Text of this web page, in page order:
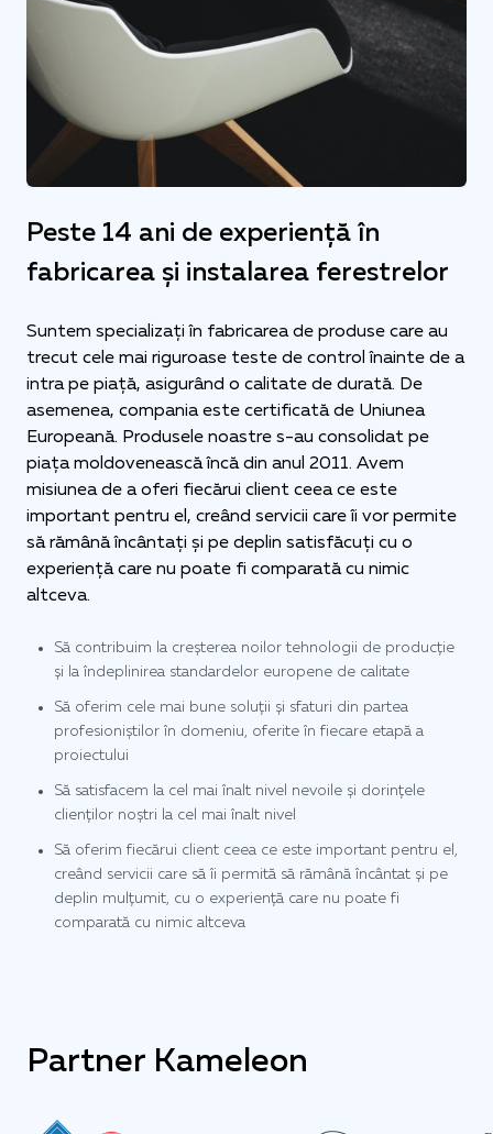
Peste 14 ani de experiență în
fabricarea și instalarea ferestrelor
Suntem specializați în fabricarea de produse care au
trecut cele mai riguroase teste de control înainte de a
intra pe piață, asigurând o calitate de durată. De
asemenea, compania este certificată de Uniunea
Europeană. Produsele noastre s-au consolidat pe
piața moldovenească încă din anul 2011. Avem
misiunea de a oferi fiecărui client ceea ce este
important pentru el, creând servicii care îi vor permite
să rămână încântați și pe deplin satisfăcuți cu o
experiență care nu poate fi comparată cu nimic
altceva.
Să contribuim la creșterea noilor tehnologii de producție
și la îndeplinirea standardelor europene de calitate
Să oferim cele mai bune soluții și sfaturi din partea
profesioniștilor în domeniu, oferite în fiecare etapă a
proiectului
Să satisfacem la cel mai înalt nivel nevoile și dorințele
clienților noștri la cel mai înalt nivel
Să oferim fiecărui client ceea ce este important pentru el,
creând servicii care să îi permită să rămână încântat și pe
deplin mulțumit, cu o experiență care nu poate fi
comparată cu nimic altceva
Partner Kameleon